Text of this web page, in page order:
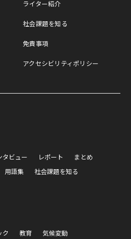
ライター紹介
社会課題を知る
免責事項
アクセシビリティポリシー
タビュー レポート
まとめ
用語集 社会課題を知る
ク 教育
気候変動